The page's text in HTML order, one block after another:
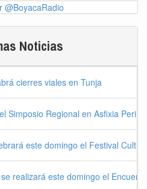
@BoyacaRadio
Noticias
cierres viales en Tunja
Simposio Regional en Asfixia
este domingo el Festival
realizará este domingo el